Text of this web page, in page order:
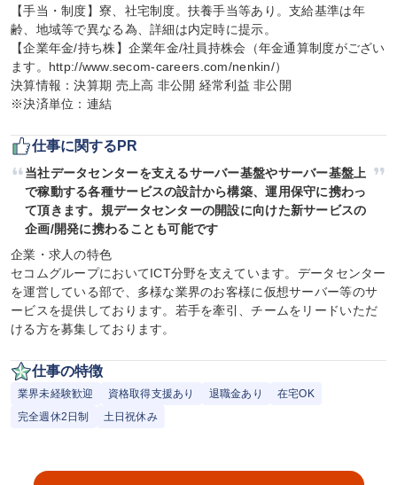
【手当・制度】寮、社宅制度。扶養手当等あり。支給基準は年
齢、地域等で異なる為、詳細は内定時に提示。
【企業年金/持ち株】企業年金/社員持株会（年金通算制度がござい
ます。http://www.secom-careers.com/nenkin/）
決算情報：決算期 売上高 非公開 経常利益 非公開
※決済単位：連結
仕事に関するPR
当社データセンターを支えるサーバー基盤やサーバー基盤上
で稼動する各種サービスの設計から構築、運用保守に携わっ
て頂きます。規データセンターの開設に向けた新サービスの
企画/開発に携わることも可能です
企業・求人の特色
セコムグループにおいてICT分野を支えています。データセンター
を運営している部で、多様な業界のお客様に仮想サーバー等のサ
ービスを提供しております。若手を牽引、チームをリードいただ
ける方を募集しております。
仕事の特徴
業界未経験歓迎 資格取得支援あり 退職金あり
在宅OK
完全週休2日制
土日祝休み